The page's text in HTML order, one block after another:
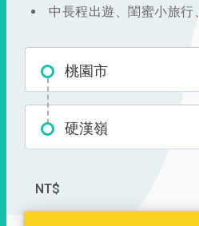
中長程出遊、閨蜜小旅行
桃園市
硬漢嶺
NT$